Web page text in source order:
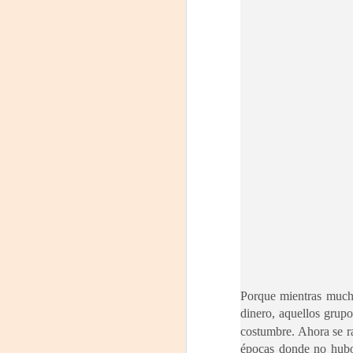
Porque mientras
dinero, aquellos
costumbre. Ahora se
épocas donde no